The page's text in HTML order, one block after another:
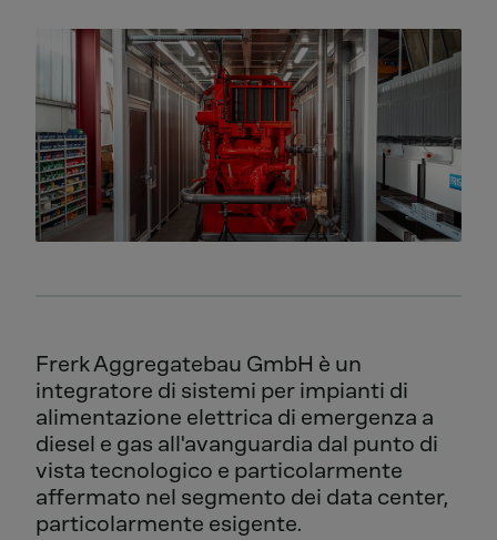
Frerk Aggregatebau GmbH è un
integratore di sistemi per impianti di
alimentazione elettrica di emergenza a
diesel e gas all'avanguardia dal punto di
vista tecnologico e particolarmente
affermato nel segmento dei data center,
particolarmente esigente.